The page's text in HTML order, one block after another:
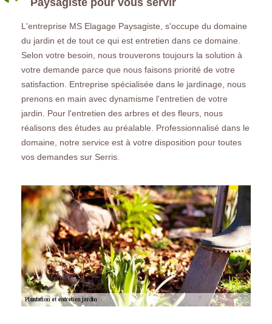
L'entreprise MS Elagage Paysagiste, s'occupe du domaine
du jardin et de tout ce qui est entretien dans ce domaine.
Selon votre besoin, nous trouverons toujours la solution à
votre demande parce que nous faisons priorité de votre
satisfaction. Entreprise spécialisée dans le jardinage, nous
prenons en main avec dynamisme l'entretien de votre
jardin. Pour l'entretien des arbres et des fleurs, nous
réalisons des études au préalable. Professionnalisé dans le
domaine, notre service est à votre disposition pour toutes
vos demandes sur Serris.